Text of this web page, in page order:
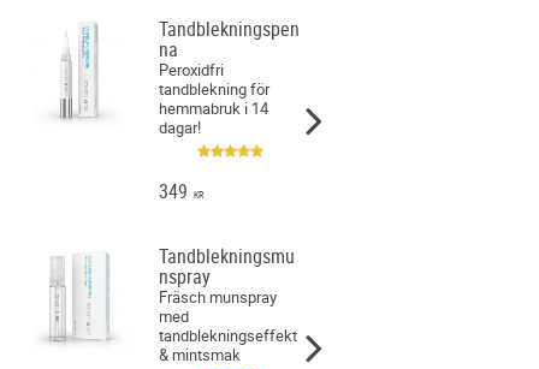
Tandblekningspen
na
Peroxidfri
tandblekning för
hemmabruk i 14
dagar!
349 KR
Tandblekningsmu
nspray
Fräsch munspray
med
tandblekningseffekt
& mintsmak